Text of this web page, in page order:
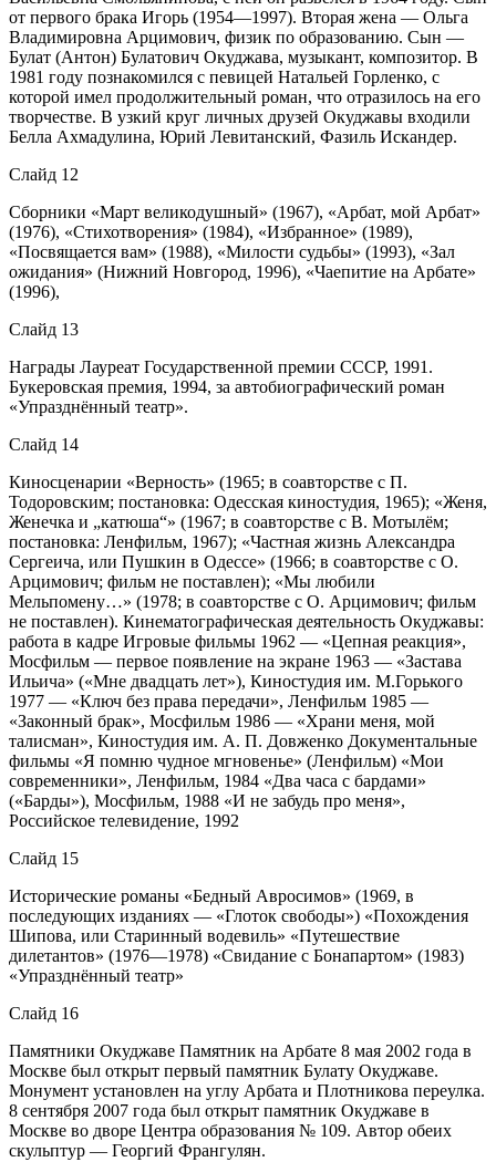
от первого брака Игорь (1954—1997). Вторая жена — Ольга
Владимировна Арцимович, физик по образованию. Сын —
Булат (Антон) Булатович Окуджава, музыкант, композитор. В
1981 году познакомился с певицей Натальей Горленко, с
которой имел продолжительный роман, что отразилось на его
творчестве. В узкий круг личных друзей Окуджавы входили
Белла Ахмадулина, Юрий Левитанский, Фазиль Искандер.
Слайд 12
Сборники «Март великодушный» (1967), «Арбат, мой Арбат»
(1976), «Стихотворения» (1984), «Избранное» (1989),
«Посвящается вам» (1988), «Милости судьбы» (1993), «Зал
ожидания» (Нижний Новгород, 1996), «Чаепитие на Арбате»
(1996),
Слайд 13
Награды Лауреат Государственной премии СССР, 1991.
Букеровская премия, 1994, за автобиографический роман
«Упразднённый театр».
Слайд 14
Киносценарии «Верность» (1965; в соавторстве с П.
Тодоровским; постановка: Одесская киностудия, 1965); «Женя,
Женечка и „катюша“» (1967; в соавторстве с В. Мотылём;
постановка: Ленфильм, 1967); «Частная жизнь Александра
Сергеича, или Пушкин в Одессе» (1966; в соавторстве с О.
Арцимович; фильм не поставлен); «Мы любили
Мельпомену…» (1978; в соавторстве с О. Арцимович; фильм
не поставлен). Кинематографическая деятельность Окуджавы:
работа в кадре Игровые фильмы 1962 — «Цепная реакция»,
Мосфильм — первое появление на экране 1963 — «Застава
Ильича» («Мне двадцать лет»), Киностудия им. М.Горького
1977 — «Ключ без права передачи», Ленфильм 1985 —
«Законный брак», Мосфильм 1986 — «Храни меня, мой
талисман», Киностудия им. А. П. Довженко Документальные
фильмы «Я помню чудное мгновенье» (Ленфильм) «Мои
современники», Ленфильм, 1984 «Два часа с бардами»
(«Барды»), Мосфильм, 1988 «И не забудь про меня»,
Российское телевидение, 1992
Слайд 15
Исторические романы «Бедный Авросимов» (1969, в
последующих изданиях — «Глоток свободы») «Похождения
Шипова, или Старинный водевиль» «Путешествие
дилетантов» (1976—1978) «Свидание с Бонапартом» (1983)
«Упразднённый театр»
Слайд 16
Памятники Окуджаве Памятник на Арбате 8 мая 2002 года в
Москве был открыт первый памятник Булату Окуджаве.
Монумент установлен на углу Арбата и Плотникова переулка.
8 сентября 2007 года был открыт памятник Окуджаве в
Москве во дворе Центра образования № 109. Автор обеих
скульптур — Георгий Франгулян.